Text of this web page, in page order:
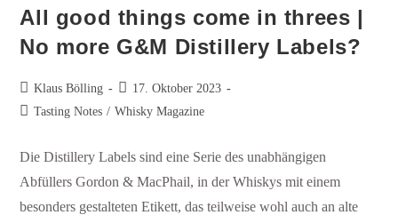
All good things come in threes |
No more G&M Distillery Labels?
Klaus Bölling
17. Oktober 2023
Tasting Notes / Whisky Magazine
Die Distillery Labels sind eine Serie des unabhängigen
Abfüllers Gordon & MacPhail, in der Whiskys mit einem
besonders gestalteten Etikett, das teilweise wohl auch an alte